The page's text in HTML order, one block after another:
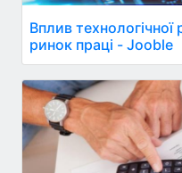
Вплив технологічної
ринок праці - Jooble